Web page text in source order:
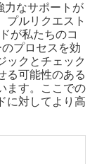
力なサポートが
プルリクエスト
が私たちのコ
プロセスを効
ックとチェック
る可能性のある
ます。ここでの
に対してより高